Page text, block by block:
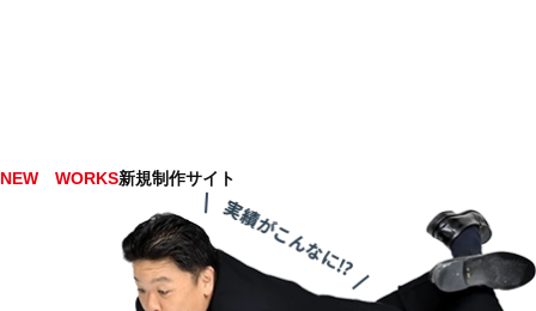
NEW WORKS新規制作サイト